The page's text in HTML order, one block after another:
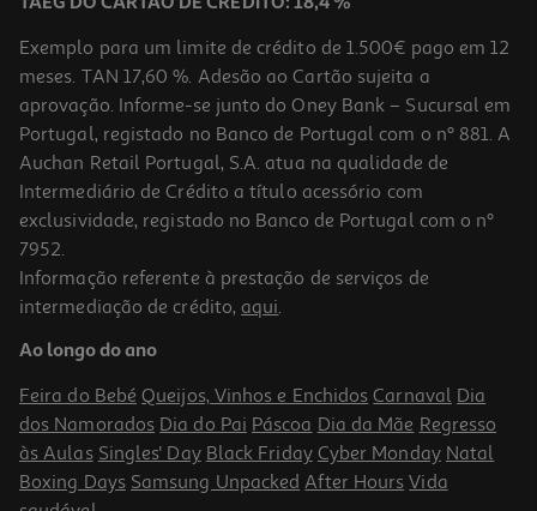
-10%
Livro Adoro-Te Todos Os Dias
8.91 €/un
PVP de editor
8,91 €
Exemplo para um limite de crédito de 1.500€ pago em 12
meses. TAN 17,60 %. Adesão ao Cartão sujeita a
aprovação. Informe-se junto do Oney Bank – Sucursal em
Portugal, registado no Banco de Portugal com o nº 881. A
Auchan Retail Portugal, S.A. atua na qualidade de
Intermediário de Crédito a título acessório com
exclusividade, registado no Banco de Portugal com o nº
7952.
Informação referente à prestação de serviços de
intermediação de crédito, aqui.
Ao longo do ano
Feira do Bebé Queijos, Vinhos e Enchidos Carnaval Dia
dos Namorados Dia do Pai Páscoa Dia da Mãe Regresso
às Aulas Singles' Day Black Friday Cyber Monday Natal
Boxing Days Samsung Unpacked After Hours Vida